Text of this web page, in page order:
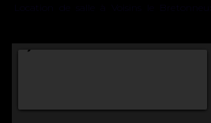
Location de salle à Voisins le Bretonneux